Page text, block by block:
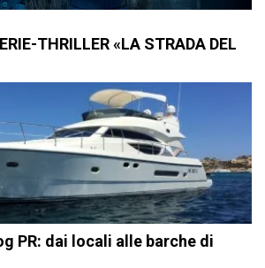
THRILLER «LA STRADA DEL
PR: dai locali alle barche di